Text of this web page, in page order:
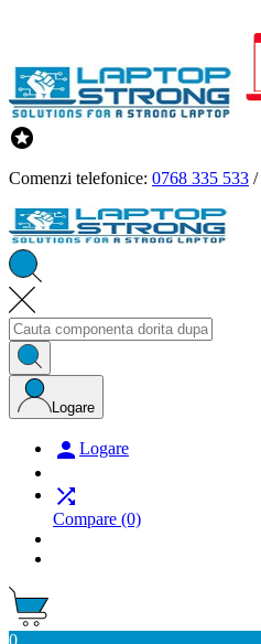

Comenzi telefonice: 0768 335 533 /
Logare
 Logare

Compare (0)